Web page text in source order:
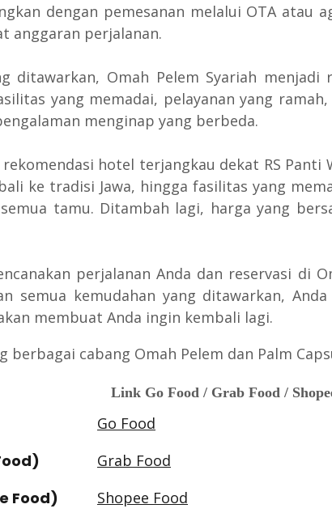
dengan pemesanan melalui OTA atau
anggaran perjalanan.
ditawarkan, Omah Pelem Syariah
yang memadai, pelayanan yang
menginap yang berbeda.
hotel terjangkau dekat RS
ke tradisi Jawa, hingga fasilitas yang
tamu. Ditambah lagi, harga yang
perjalanan Anda dan reservasi
semua kemudahan yang ditawarkan,
membuat Anda ingin kembali lagi.
cabang Omah Pelem dan Palm
Link Go Food / Grab Food /
Go Food
Grab Food
Food) Shopee Food